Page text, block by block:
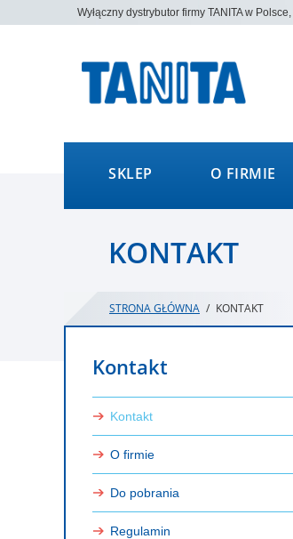
Wyłączny dystrybutor firmy TANITA w Polsce,
SKLEP O FIRMIE
KONTAKT
STRONA GŁÓWNA / KONTAKT
Kontakt
Kontakt
O firmie
Do pobrania
Regulamin